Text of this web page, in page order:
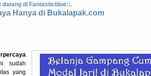
datang di Fantasticblue::.
Hanya di Bukalapak.com
sudah
yang